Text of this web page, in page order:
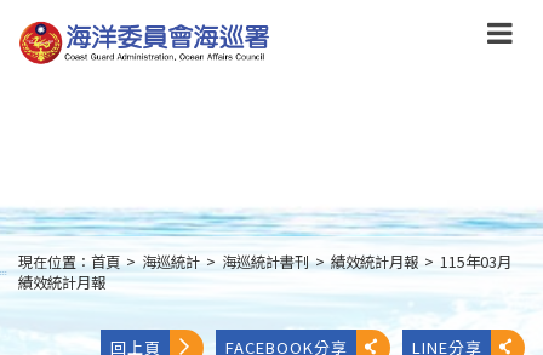
到
主
:::
現在位置：首頁 > 海巡統計 > 海巡統計書刊 > 績效統計月報 > 115年03月
績效統計月報
回上頁 FACEBOOK分享 LINE分享